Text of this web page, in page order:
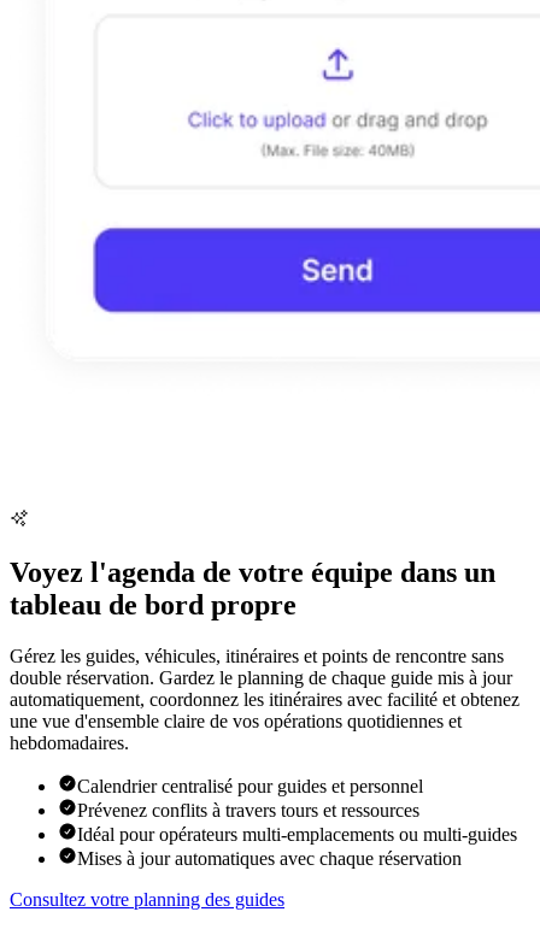
Voyez l'agenda de votre équipe dans un
tableau de bord propre
Gérez les guides, véhicules, itinéraires et points de rencontre sans
double réservation. Gardez le planning de chaque guide mis à jour
automatiquement, coordonnez les itinéraires avec facilité et obtenez
une vue d'ensemble claire de vos opérations quotidiennes et
hebdomadaires.
Calendrier centralisé pour guides et personnel
Prévenez conflits à travers tours et ressources
Idéal pour opérateurs multi-emplacements ou multi-guides
Mises à jour automatiques avec chaque réservation
Consultez votre planning des guides